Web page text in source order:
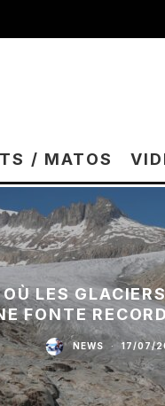
/ MATOS
LES
FONTE
NEWS · 17/07/